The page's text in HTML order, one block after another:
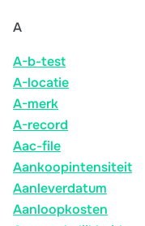
A
A-b-test
A-locatie
A-merk
A-record
Aac-file
Aankoopintensiteit
Aanleverdatum
Aanloopkosten